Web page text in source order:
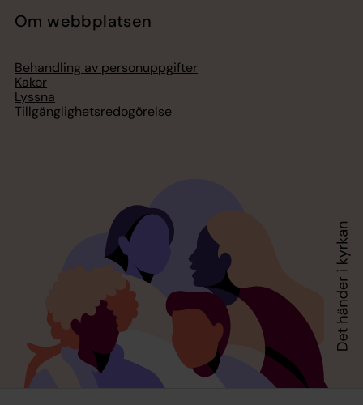
Om webbplatsen
Behandling av personuppgifter
Kakor
Lyssna
Tillgänglighetsredogörelse